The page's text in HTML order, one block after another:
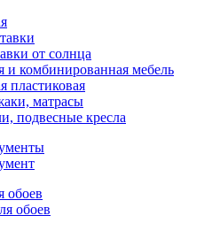
от солнца
и комбинированная мебель
пластиковая
матрасы
подвесные кресла
обоев
обоев